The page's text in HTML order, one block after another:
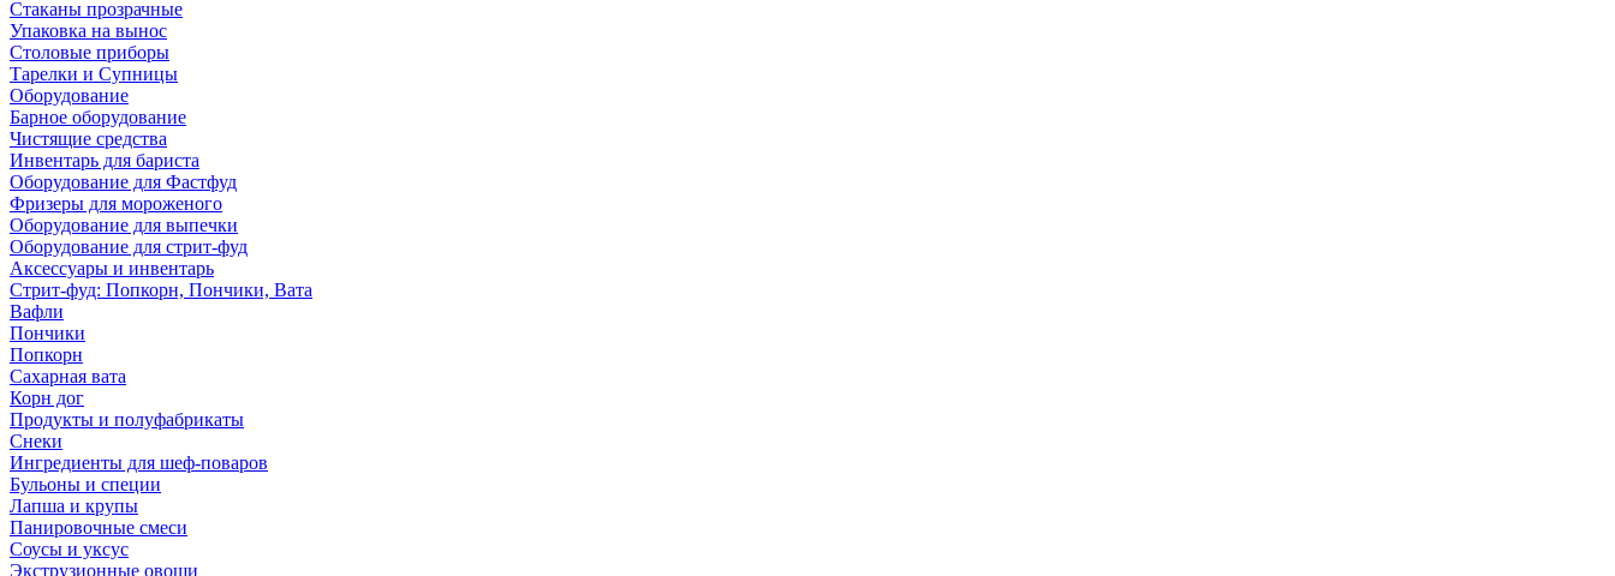
Стаканы прозрачные
Упаковка на вынос
Столовые приборы
Тарелки и Супницы
Оборудование
Барное оборудование
Чистящие средства
Инвентарь для бариста
Оборудование для Фастфуд
Фризеры для мороженого
Оборудование для выпечки
Оборудование для стрит-фуд
Аксессуары и инвентарь
Стрит-фуд: Попкорн, Пончики, Вата
Вафли
Пончики
Попкорн
Сахарная вата
Корн дог
Продукты и полуфабрикаты
Снеки
Ингредиенты для шеф-поваров
Бульоны и специи
Лапша и крупы
Панировочные смеси
Соусы и уксус
Экструзионные овощи